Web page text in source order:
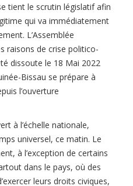
tient le scrutin législatif afin
qui va immédiatement
L’Assemblée
raisons de crise politico-
dissoute le 18 Mai 2022
Bissau se prépare à
l’ouverture
à l’échelle nationale,
universel, ce matin. Le
à l’exception de certains
dans le pays, où des
leurs droits civiques,